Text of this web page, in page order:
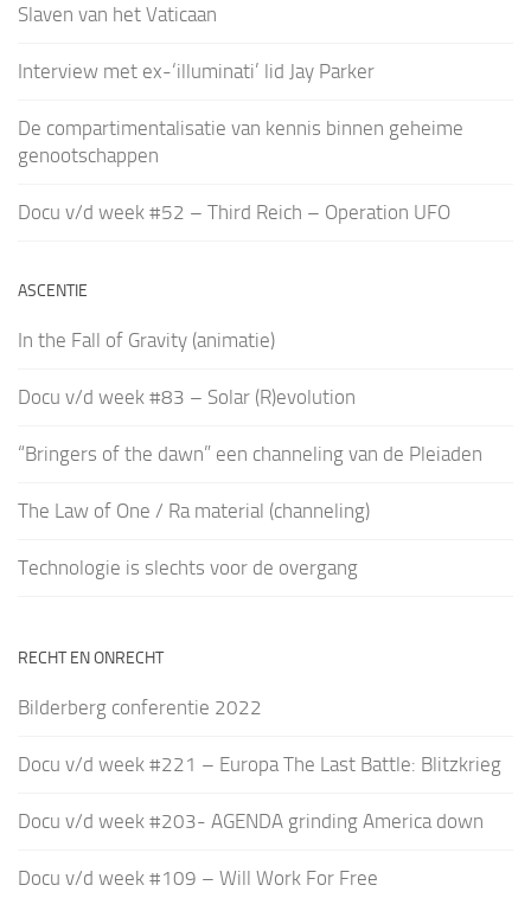
Slaven van het Vaticaan
Interview met ex-‘illuminati’ lid Jay Parker
De compartimentalisatie van kennis binnen geheime
genootschappen
Docu v/d week #52 – Third Reich – Operation UFO
ASCENTIE
In the Fall of Gravity (animatie)
Docu v/d week #83 – Solar (R)evolution
“Bringers of the dawn” een channeling van de Pleiaden
The Law of One / Ra material (channeling)
Technologie is slechts voor de overgang
RECHT EN ONRECHT
Bilderberg conferentie 2022
Docu v/d week #221 – Europa The Last Battle: Blitzkrieg
Docu v/d week #203- AGENDA grinding America down
Docu v/d week #109 – Will Work For Free